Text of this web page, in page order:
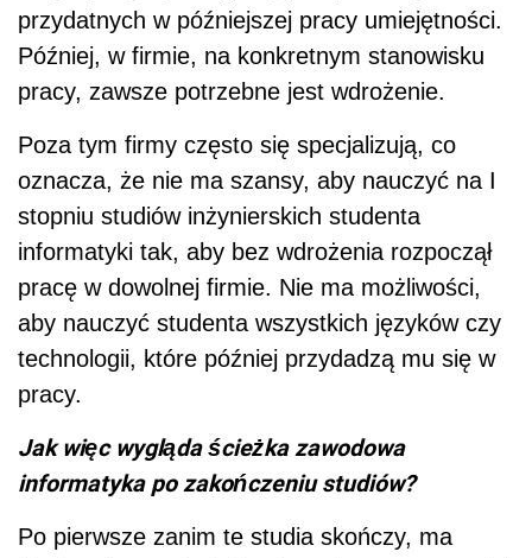
przydatnych w późniejszej pracy umiejętności.
Później, w firmie, na konkretnym stanowisku
pracy, zawsze potrzebne jest wdrożenie.
Poza tym firmy często się specjalizują, co
oznacza, że nie ma szansy, aby nauczyć na I
stopniu studiów inżynierskich studenta
informatyki tak, aby bez wdrożenia rozpoczął
pracę w dowolnej firmie. Nie ma możliwości,
aby nauczyć studenta wszystkich języków czy
technologii, które później przydadzą mu się w
pracy.
Jak więc wygląda ścieżka zawodowa
informatyka po zakończeniu studiów?
Po pierwsze zanim te studia skończy, ma